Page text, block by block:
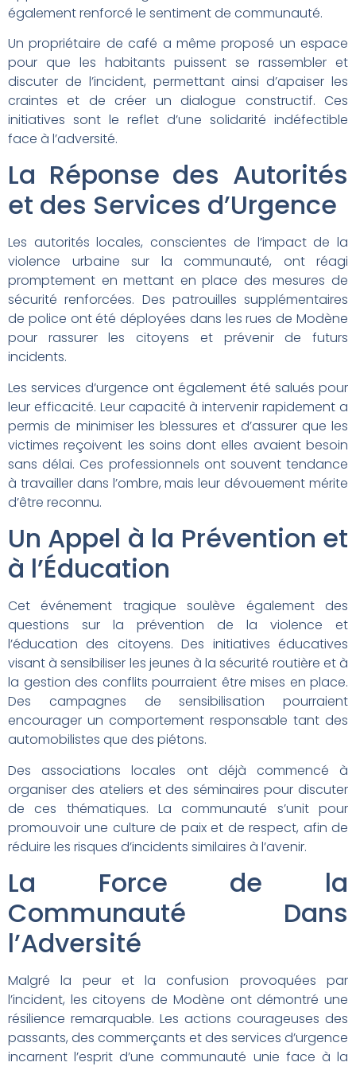
également renforcé le sentiment de communauté.
Un propriétaire de café a même proposé un espace
pour que les habitants puissent se rassembler et
discuter de l’incident, permettant ainsi d’apaiser les
craintes et de créer un dialogue constructif. Ces
initiatives sont le reflet d’une solidarité indéfectible
face à l’adversité.
La Réponse des Autorités
et des Services d’Urgence
Les autorités locales, conscientes de l’impact de la
violence urbaine sur la communauté, ont réagi
promptement en mettant en place des mesures de
sécurité renforcées. Des patrouilles supplémentaires
de police ont été déployées dans les rues de Modène
pour rassurer les citoyens et prévenir de futurs
incidents.
Les services d’urgence ont également été salués pour
leur efficacité. Leur capacité à intervenir rapidement a
permis de minimiser les blessures et d’assurer que les
victimes reçoivent les soins dont elles avaient besoin
sans délai. Ces professionnels ont souvent tendance
à travailler dans l’ombre, mais leur dévouement mérite
d’être reconnu.
Un Appel à la Prévention et
à l’Éducation
Cet événement tragique soulève également des
questions sur la prévention de la violence et
l’éducation des citoyens. Des initiatives éducatives
visant à sensibiliser les jeunes à la sécurité routière et à
la gestion des conflits pourraient être mises en place.
Des campagnes de sensibilisation pourraient
encourager un comportement responsable tant des
automobilistes que des piétons.
Des associations locales ont déjà commencé à
organiser des ateliers et des séminaires pour discuter
de ces thématiques. La communauté s’unit pour
promouvoir une culture de paix et de respect, afin de
réduire les risques d’incidents similaires à l’avenir.
La Force de la
Communauté Dans
l’Adversité
Malgré la peur et la confusion provoquées par
l’incident, les citoyens de Modène ont démontré une
résilience remarquable. Les actions courageuses des
passants, des commerçants et des services d’urgence
incarnent l’esprit d’une communauté unie face à la